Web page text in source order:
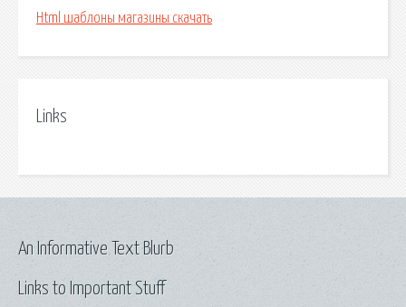
Html шаблоны магазины скачать
Links
Links to Important Stuff
An Informative Text Blurb